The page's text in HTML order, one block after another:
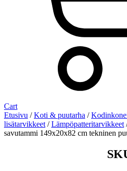
Cart
Etusivu /Koti & puutarha /
lisätarvikkeet /Lämpöpatteritarvikkeet
savutammi 149x20x82 cm tekninen